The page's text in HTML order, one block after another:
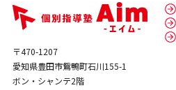
〒470-1207
愛知県豊田市鴛鴨町石川155-1
ボン・シャンテ2階